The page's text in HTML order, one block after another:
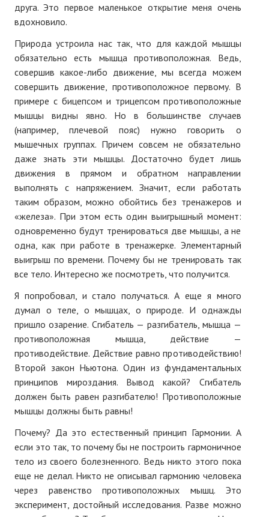
друга. Это первое маленькое открытие меня очень
вдохновило.
Природа устроила нас так, что для каждой мышцы
обязательно есть мышца противоположная. Ведь,
совершив какое-либо движение, мы всегда можем
совершить движение, противоположное первому. В
примере с бицепсом и трицепсом противоположные
мышцы видны явно. Но в большинстве случаев
(например, плечевой пояс) нужно говорить о
мышечных группах. Причем совсем не обязательно
даже знать эти мышцы. Достаточно будет лишь
движения в прямом и обратном направлении
выполнять с напряжением. Значит, если работать
таким образом, можно обойтись без тренажеров и
«железа». При этом есть один выигрышный момент:
одновременно будут тренироваться две мышцы, а не
одна, как при работе в тренажерке. Элементарный
выигрыш по времени. Почему бы не тренировать так
все тело. Интересно же посмотреть, что получится.
Я попробовал, и стало получаться. А еще я много
думал о теле, о мышцах, о природе. И однажды
пришло озарение. Сгибатель — разгибатель, мышца —
противоположная мышца, действие —
противодействие. Действие равно противодействию!
Второй закон Ньютона. Один из фундаментальных
принципов мироздания. Вывод какой? Сгибатель
должен быть равен разгибателю! Противоположные
мышцы должны быть равны!
Почему? Да это естественный принцип Гармонии. А
если это так, то почему бы не построить гармоничное
тело из своего болезненного. Ведь никто этого пока
еще не делал. Никто не описывал гармонию человека
через равенство противоположных мышц. Это
эксперимент, достойный исследования. Разве можно